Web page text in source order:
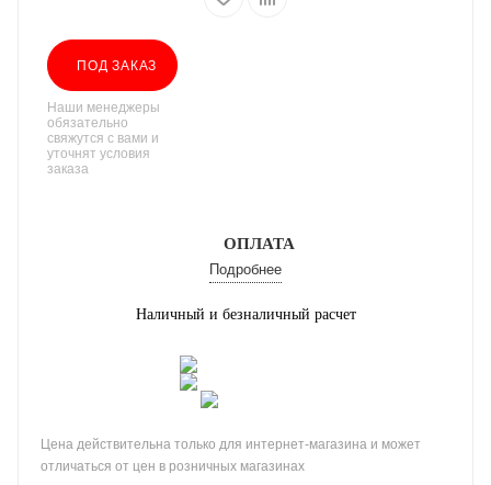
ПОД ЗАКАЗ
Наши менеджеры
обязательно
свяжутся с вами и
уточнят условия
заказа
ОПЛАТА
Подробнее
Наличный и безналичный расчет
Цена действительна только для интернет-магазина и может
отличаться от цен в розничных магазинах